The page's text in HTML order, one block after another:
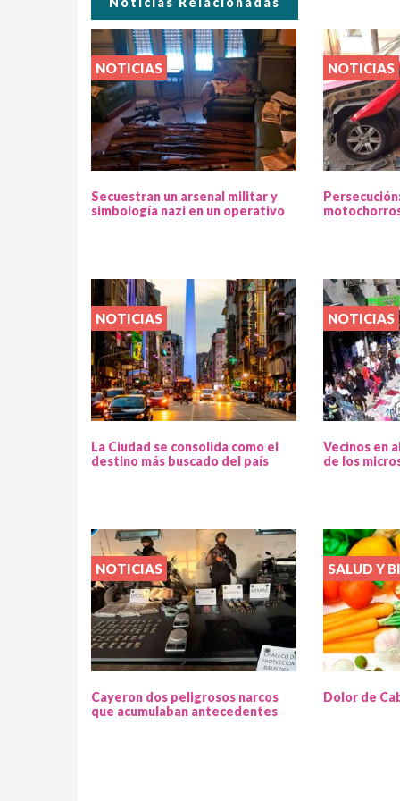
NOTICIAS
Secuestran un arsenal militar y
simbología nazi en un operativo
NOTICIAS
NOTICIAS
La Ciudad se consolida como el
destino más buscado del país
NOTICIAS
Vecinos en
de los
NOTICIAS
Cayeron dos peligrosos narcos
que acumulaban antecedentes
SALUD Y
Dolor de